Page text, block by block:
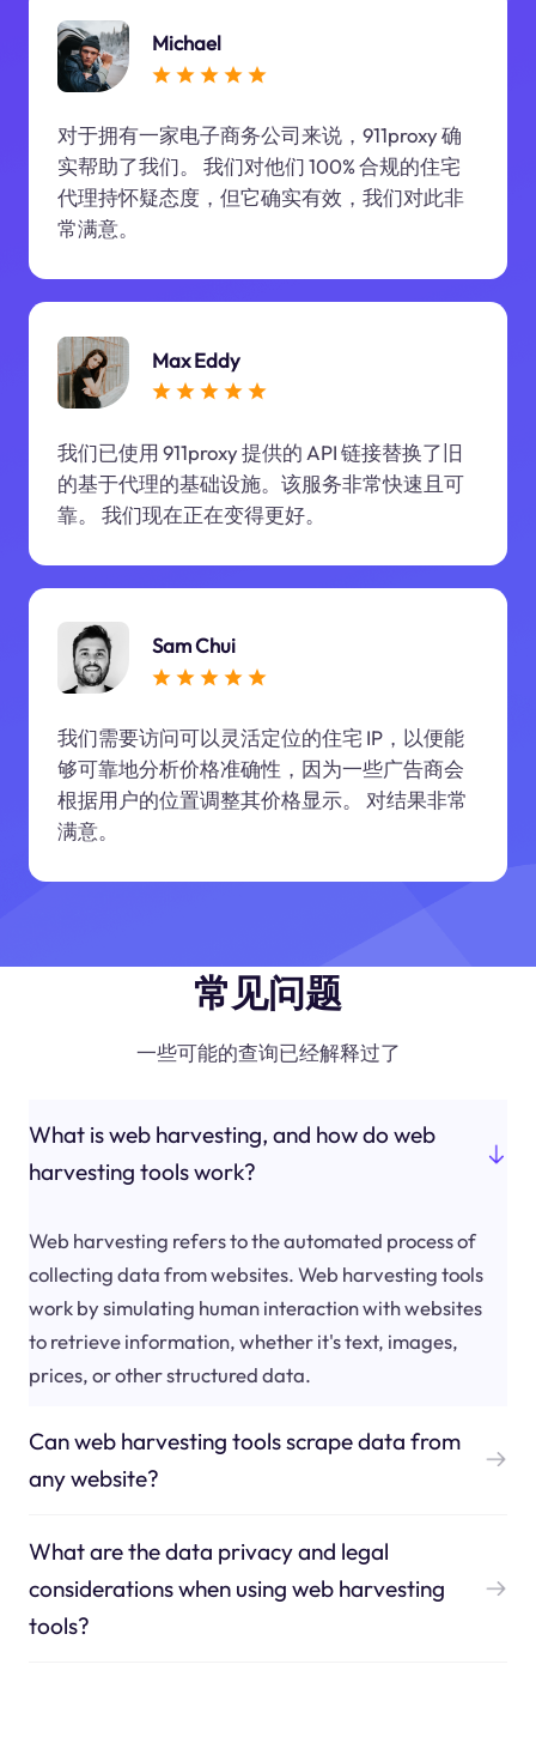
Michael
对于拥有一家电子商务公司来说，911proxy 确
实帮助了我们。 我们对他们 100% 合规的住宅
代理持怀疑态度，但它确实有效，我们对此非
常满意。
Max Eddy
我们已使用 911proxy 提供的 API 链接替换了旧
的基于代理的基础设施。该服务非常快速且可
靠。 我们现在正在变得更好。
Sam Chui
我们需要访问可以灵活定位的住宅 IP，以便能
够可靠地分析价格准确性，因为一些广告商会
根据用户的位置调整其价格显示。 对结果非常
满意。
常见问题
一些可能的查询已经解释过了
What is web harvesting, and how do web
harvesting tools work?
Web harvesting refers to the automated process of
collecting data from websites. Web harvesting tools
work by simulating human interaction with websites
to retrieve information, whether it's text, images,
prices, or other structured data.
Can web harvesting tools scrape data from
any website?
What are the data privacy and legal
considerations when using web harvesting
tools?